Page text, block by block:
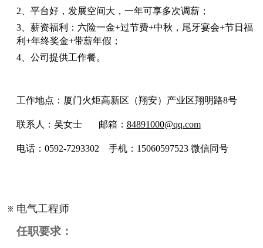
2、平台好，发展空间大，一年可享多次调薪；
3、薪资福利：六险一金+过节费+中秋，尾牙宴会+节日福
利+年终奖金+带薪年假；
4、公司提供工作餐。
工作地点：厦门火炬高新区（翔安）产业区翔明路8号
联系人：吴女士 邮箱： 84891000@qq.com
电话：0592-7293302 手机：15060597523 微信同号
电气工程师
任职要求：